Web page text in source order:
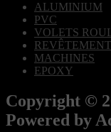
ALUMINIUM
PVC
VOLETS
REVÊTEMENT
MACHINES
EPOXY
Copyright ©
Powered by